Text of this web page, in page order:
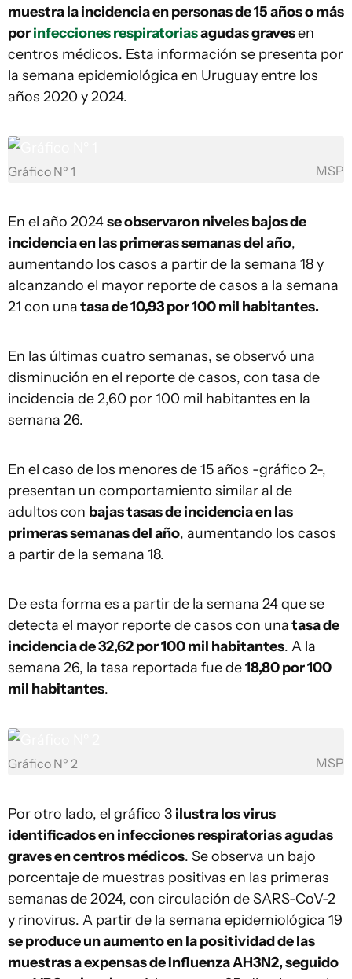
muestra la incidencia en personas de 15 años o más
porinfecciones respiratoriasagudas gravesen
centros médicos. Esta información se presenta por
la semana epidemiológica en Uruguay entre los
años 2020 y 2024.
Gráfico Nº 1 MSP
En el año 2024se observaron niveles bajos de
incidencia en las primeras semanas del año,
aumentando los casos a partir de la semana 18 y
alcanzando el mayor reporte de casos a la semana
21 con unatasa de 10,93 por 100 mil habitantes.
En las últimas cuatro semanas, se observó una
disminución en el reporte de casos, con tasa de
incidencia de 2,60 por 100 mil habitantes en la
semana 26.
En el caso de los menores de 15 años -gráfico 2-,
presentan un comportamiento similar al de
adultos con bajas tasas de incidencia en las
primeras semanas del año, aumentando los casos
a partir de la semana 18.
De esta forma es a partir de la semana 24 que se
detecta el mayor reporte de casos con unatasa de
incidencia de 32,62 por 100 mil habitantes. A la
semana 26, la tasa reportada fue de18,80 por 100
mil habitantes.
Gráfico Nº 2 MSP
Por otro lado, el gráfico 3 ilustra los virus
identificados en infecciones respiratorias agudas
graves en centros médicos. Se observa un bajo
porcentaje de muestras positivas en las primeras
semanas de 2024, con circulación de SARS-CoV-2
y rinovirus. A partir de la semana epidemiológica 19
se produce un aumento en la positividad de las
muestras a expensas de Influenza AH3N2, seguido